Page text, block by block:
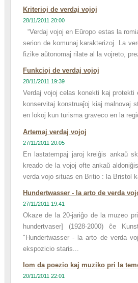
Kriterioj de verdaj vojoj
28/11/2011 20:00
“Verdaj vojoj en Eŭropo estas la
serion de komunaj karakterizoj. La
fizike aŭtonomaj rilate al la vojreto,
Funkcioj de verdaj vojoj
28/11/2011 19:39
Verdaj vojoj celas konekti kaj
konservitaj konstruaĵoj kiaj
en lokoj kun turisma graveco en la
Artemaj verdaj vojoj
27/11/2011 20:05
En lastatempaj jaroj kreiĝis ankaŭ
kreado de la vojoj ofte ankaŭ
verda vojo situas en Britio : la Bristol
Hundertwasser - la arto de verda
27/11/2011 19:41
Okaze de la 20-jariĝo de la muzeo
hundertvaser] (1928-2000) ĉe
"Hundertwasser - la arto de verda
ekspozicio staris...
Iom da poezio kaj muziko pri la
20/11/2011 22:01